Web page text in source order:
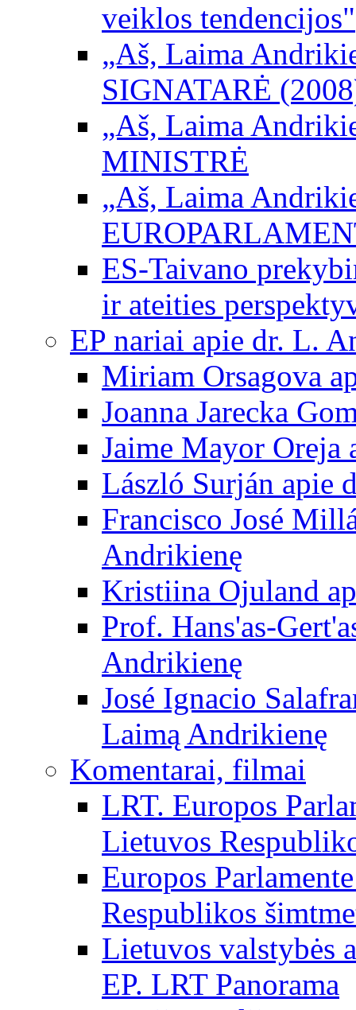
veiklos tendencijos"
„Aš, Laima
SIGNATARĖ
„Aš, Laima
MINISTRĖ
„Aš, Laima
ES-Taivano
ir ateities
EP nariai apie dr. L.
Miriam Orsagova
Joanna Jarecka
Jaime Mayor Oreja
László Surján apie
Francisco José
Andrikienę
Kristiina Ojuland
Prof. Hans'as-
Andrikienę
José Ignacio
Laimą Andrikienę
Komentarai, filmai
LRT. Europos
Lietuvos
Europos
Respublikos
Lietuvos valstybės
EP. LRT Panorama